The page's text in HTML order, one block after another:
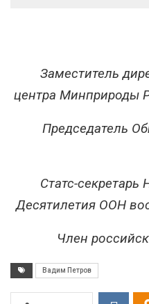
Заместитель
центра Минприроды
Председатель
Статс-
Десятилетия ООН
Член
Вадим Петров